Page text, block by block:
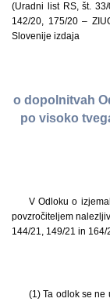
(Uradni list RS, št.
142/20, 175/20 –
Slovenije izdaja
o dopolnitvah
po visoko
V Odloku o
povzročiteljem
144/21, 149/21 in
(1) Ta odlok se ne